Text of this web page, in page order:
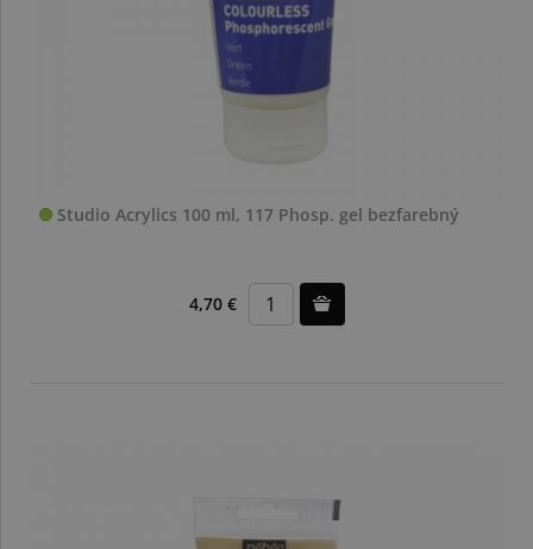
Studio Acrylics 100 ml, 117 Phosp. gel bezfarebný
4,70 €